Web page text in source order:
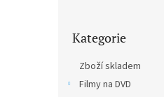
kategorie
Kategorie
Zboží skladem
Filmy na DVD